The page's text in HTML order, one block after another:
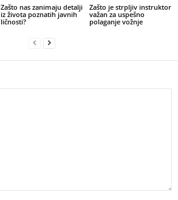
Zašto nas zanimaju detalji
iz života poznatih javnih
ličnosti?
Zašto je strpljiv instruktor
važan za uspešno
polaganje vožnje